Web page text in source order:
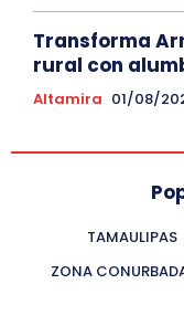
Transforma
rural con
Altamira 01/08/
TAMAULIPAS
ZONA